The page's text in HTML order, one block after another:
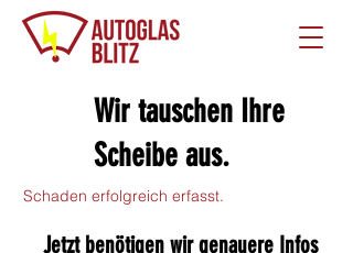
Wir tauschen Ihre
Scheibe aus.
Schaden erfolgreich erfasst.
Jetzt benötigen wir genauere Infos